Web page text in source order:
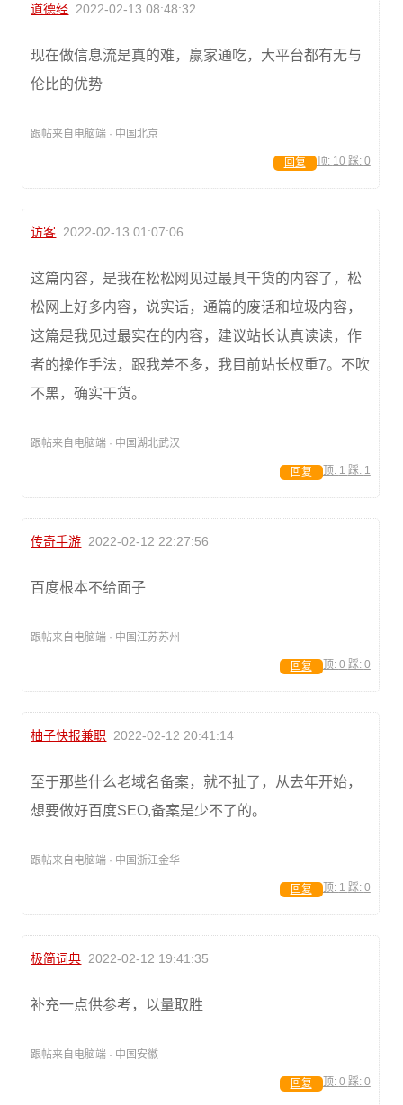
道德经 2022-02-13 08:48:32
现在做信息流是真的难，赢家通吃，大平台都有无与
伦比的优势
跟帖来自电脑端 · 中国北京
顶: 10 踩: 0
回复
访客 2022-02-13 01:07:06
这篇内容，是我在松松网见过最具干货的内容了，松
松网上好多内容，说实话，通篇的废话和垃圾内容，
这篇是我见过最实在的内容，建议站长认真读读，作
者的操作手法，跟我差不多，我目前站长权重7。不吹
不黑，确实干货。
跟帖来自电脑端 · 中国湖北武汉
顶: 1 踩: 1
回复
传奇手游 2022-02-12 22:27:56
百度根本不给面子
跟帖来自电脑端 · 中国江苏苏州
顶: 0 踩: 0
回复
柚子快报兼职 2022-02-12 20:41:14
至于那些什么老域名备案，就不扯了，从去年开始，
想要做好百度SEO,备案是少不了的。
跟帖来自电脑端 · 中国浙江金华
顶: 1 踩: 0
回复
极简词典 2022-02-12 19:41:35
补充一点供参考，以量取胜
跟帖来自电脑端 · 中国安徽
顶: 0 踩: 0
回复